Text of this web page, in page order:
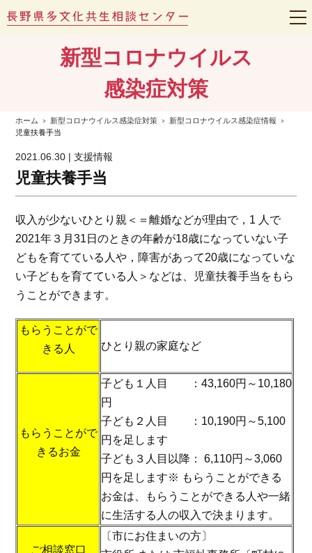
t
新型コロナウイルス
感染症対策
ホーム 新型コロナウイルス感染症対策
新型コロナウイルス感染症情報
児童扶養手当
2021.06.30 | 支援情報
児童扶養手当
収入が少ないひとり親＜＝離婚などが理由で，1 人で
2021年３月31日のときの年齢が18歳になっていない子
どもを育てている人や，障害があって20歳になっていな
い子どもを育てている人＞などは、児童扶養手当をもら
うことができます。
もらうことがで
きる人
ひとり親の家庭など
もらうことがで
きるお金
子ども１人目 ：43,160円～10,180
円
子ども２人目 ：10,190円～5,100
円を足します
子ども３人目以降： 6,110円～3,060
円を足します※ もらうことができる
お金は、もらうことができる人や一緒
に生活する人の収入で決まります。
ご相談窓口
〔市にお住まいの方〕